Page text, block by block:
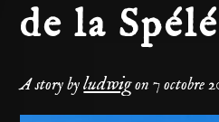
de la
A story byludwigon7 octobre